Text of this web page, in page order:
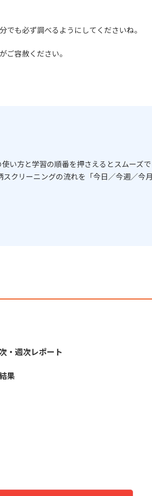
も必ず調べるようにしてくださいね。
ご容赦ください。
い方と学習の順番を押さえるとスムーズで
リーニングの流れを「今日／今週／今月
・週次レポート
果